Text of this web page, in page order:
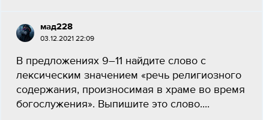
мад228
03.12.2021 22:09
В предложениях 9–11 найдите слово с
лексическим значением «речь религиозного
содержания, произносимая в храме во время
богослужения». Выпишите это слово....